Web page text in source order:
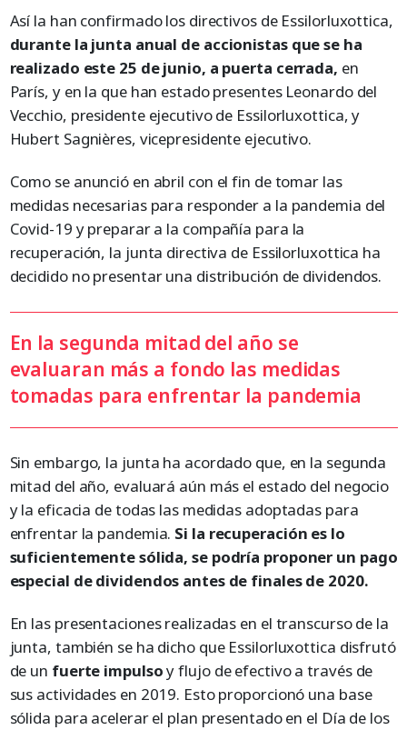
Así la han confirmado los directivos de Essilorluxottica,
durante la junta anual de accionistas que se ha
realizado este 25 de junio, a puerta cerrada, en
París, y en la que han estado presentes Leonardo del
Vecchio, presidente ejecutivo de Essilorluxottica, y
Hubert Sagnières, vicepresidente ejecutivo.
Como se anunció en abril con el fin de tomar las
medidas necesarias para responder a la pandemia del
Covid-19 y preparar a la compañía para la
recuperación, la junta directiva de Essilorluxottica ha
decidido no presentar una distribución de dividendos.
En la segunda mitad del año se
evaluaran más a fondo las medidas
tomadas para enfrentar la pandemia
Sin embargo, la junta ha acordado que, en la segunda
mitad del año, evaluará aún más el estado del negocio
y la eficacia de todas las medidas adoptadas para
enfrentar la pandemia. Si la recuperación es lo
suficientemente sólida, se podría proponer un pago
especial de dividendos antes de finales de 2020.
En las presentaciones realizadas en el transcurso de la
junta, también se ha dicho que Essilorluxottica disfrutó
de un fuerte impulsoy flujo de efectivo a través de
sus actividades en 2019. Esto proporcionó una base
sólida para acelerar el plan presentado en el Día de los